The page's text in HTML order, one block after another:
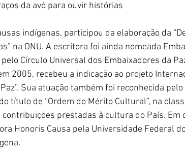
da avó para ouvir histórias
indígenas, participou da elaboração da
na ONU. A escritora foi ainda nomeada
Círculo Universal dos Embaixadores da
2005, recebeu a indicação ao projeto
Sua atuação também foi reconhecida pelo
título de “Ordem do Mérito Cultural”, na
prestadas à cultura do País. Em
Honoris Causa pela Universidade Federal